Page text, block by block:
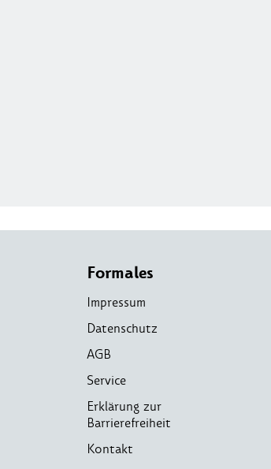
Formales
Impressum
Datenschutz
AGB
Service
Erklärung zur
Barrierefreiheit
Kontakt